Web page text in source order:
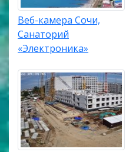
Веб-камера Сочи,
Санаторий
«Электроника»